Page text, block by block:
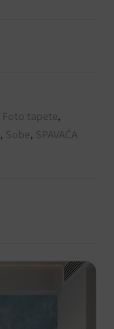
Foto tapete,
, Sobe, SPAVAĆA